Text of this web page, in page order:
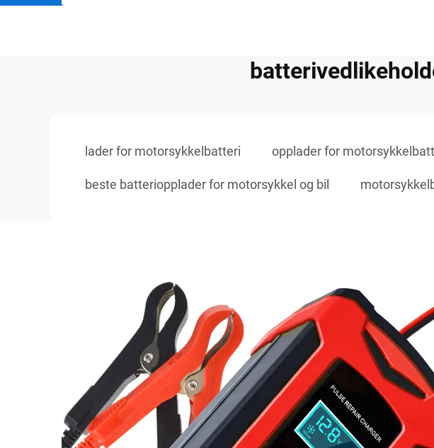
lader for motorsykkelbatteri opplader for
beste batteriopplader for motorsykkel og bil